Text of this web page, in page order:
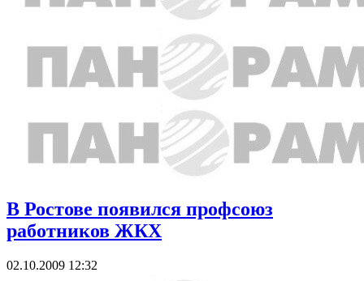
В Ростове появился профсоюз
работников ЖКХ
02.10.2009 12:32